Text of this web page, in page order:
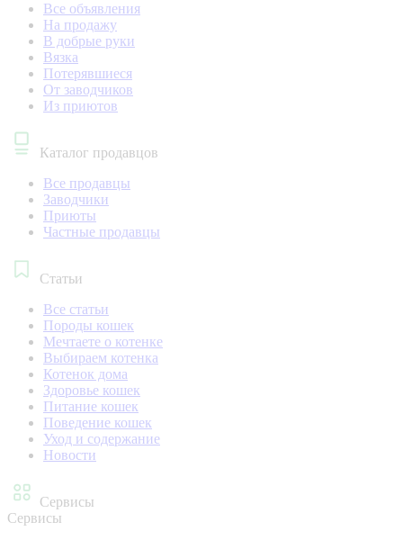
Все объявления
На продажу
В добрые руки
Вязка
Потерявшиеся
От заводчиков
Из приютов
Каталог продавцов
Все продавцы
Заводчики
Приюты
Частные продавцы
Статьи
Все статьи
Породы кошек
Мечтаете о котенке
Выбираем котенка
Котенок дома
Здоровье кошек
Питание кошек
Поведение кошек
Уход и содержание
Новости
Сервисы
Сервисы